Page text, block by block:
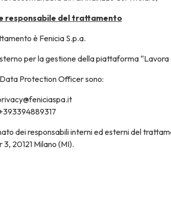
responsabile del trattamento
è Fenicia S.p.a.
per la gestione della piattaforma “Lavora
Protection Officer sono:
dei responsabili interni ed esterni del
20121 Milano (MI).